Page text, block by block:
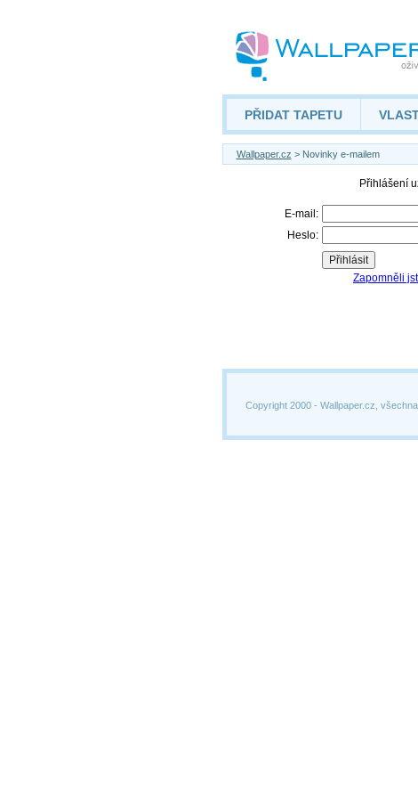
PŘIDAT TAPETU
Wallpaper.cz > Novinky e-mailem
Copyright 2000 - Wallpaper.cz,